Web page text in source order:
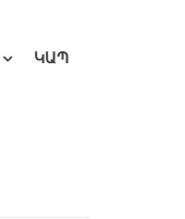
ԿԱՊ